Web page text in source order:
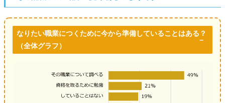
なりたい職業につくために今から準備していることはある？
（全体グラフ）